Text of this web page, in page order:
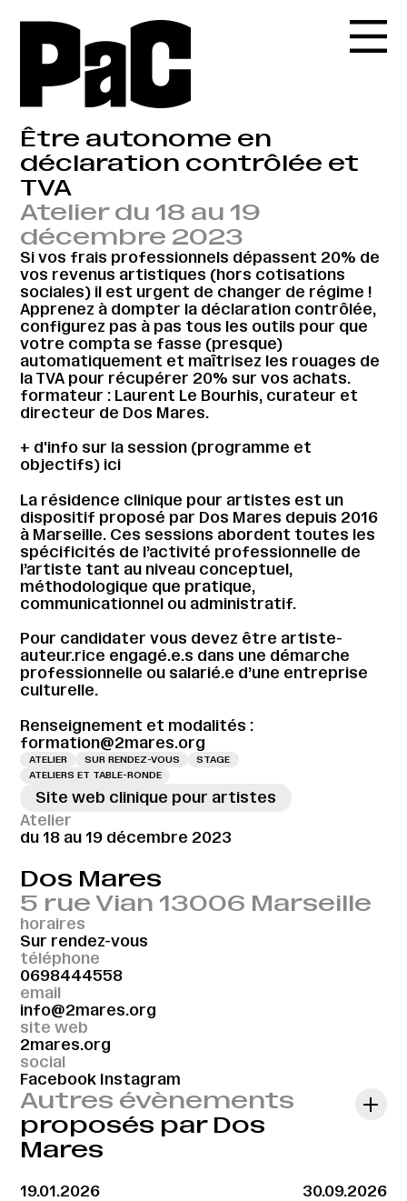
Être autonome en
déclaration contrôlée et
TVA
Atelier du 18 au 19
décembre 2023
Si vos frais professionnels dépassent 20% de
vos revenus artistiques (hors cotisations
sociales) il est urgent de changer de régime !
Apprenez à dompter la déclaration contrôlée,
configurez pas à pas tous les outils pour que
votre compta se fasse (presque)
automatiquement et maîtrisez les rouages de
la TVA pour récupérer 20% sur vos achats.
formateur : Laurent Le Bourhis, curateur et
directeur de Dos Mares.
+ d'info sur la session (programme et
objectifs) ici
La résidence clinique pour artistes est un
dispositif proposé par Dos Mares depuis 2016
à Marseille. Ces sessions abordent toutes les
spécificités de l’activité professionnelle de
l’artiste tant au niveau conceptuel,
méthodologique que pratique,
communicationnel ou administratif.
Pour candidater vous devez être artiste-
auteur.rice engagé.e.s dans une démarche
professionnelle ou salarié.e d’une entreprise
culturelle.
Renseignement et modalités :
formation@2mares.org
ATELIER SUR RENDEZ-VOUS
STAGE
ATELIERS ET TABLE-RONDE
Site web clinique pour artistes
Atelier
du 18 au 19 décembre 2023
Dos Mares
5 rue Vian 13006 Marseille
horaires
Sur rendez-vous
téléphone
0698444558
email
info@2mares.org
site web
2mares.org
social
Facebook Instagram
Autres évènements
proposés par Dos
Mares
19.01.2026
30.09.2026